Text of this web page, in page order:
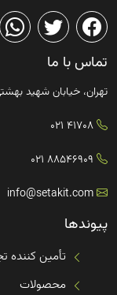
تماس با ما
تهران، خیابان شهید بهشتی،
41708 021
88546909 021
info@setakit.com
پیوندها
تأمین کننده
محصولات